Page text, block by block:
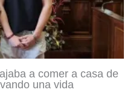
a comer a casa de
una vida